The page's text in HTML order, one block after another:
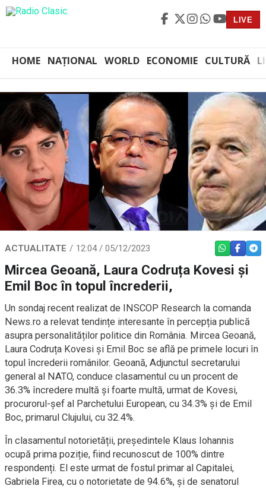
LIVE
HOME NAȚIONAL WORLD ECONOMIE CULTURĂ
ACTUALITATE 12:04 / 05/12/2023 WHATSAPP
Mircea Geoană, Laura Codruța Kovesi și
Emil Boc în topul încrederii,
Un sondaj recent realizat de INSCOP Research la comanda
News.ro a relevat tendințe interesante în percepția publică
asupra personalităților politice din România. Mircea Geoană,
Laura Codruța Kovesi și Emil Boc se află pe primele locuri în
topul încrederii românilor. Geoană, Adjunctul secretarului
general al NATO, conduce clasamentul cu un procent de
36.3% încredere multă și foarte multă, urmat de Kovesi,
procurorul-șef al Parchetului European, cu 34.3% și de Emil
Boc, primarul Clujului, cu 32.4%.
În clasamentul notorietății, președintele Klaus Iohannis
ocupă prima poziție, fiind recunoscut de 100% dintre
respondenți. El este urmat de fostul primar al Capitalei,
Gabriela Firea, cu o notorietate de 94.6%, și de senatorul